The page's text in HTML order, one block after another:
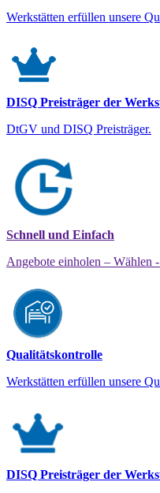
Werkstätten erfüllen unsere
DISQ Preisträger der
DtGV und DISQ Preisträger.
Schnell und Einfach
Angebote einholen – Wählen
Qualitätskontrolle
Werkstätten erfüllen unsere
DISQ Preisträger der